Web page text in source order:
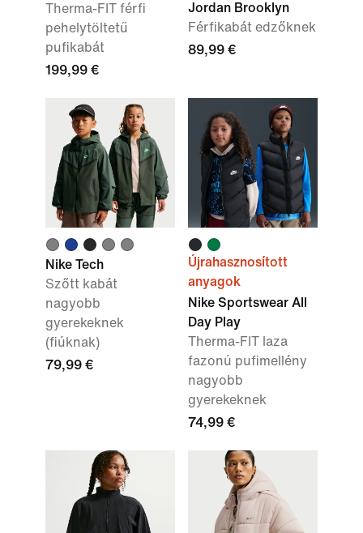
Therma-FIT férfi
pehelytöltetű
pufikabát
199,99 €
Jordan Brooklyn
Férfikabát edzőknek
89,99 €
Nike Tech
Szőtt kabát
nagyobb
gyerekeknek
(fiúknak)
79,99 €
Újrahasznosított
anyagok
Nike Sportswear All
Day Play
Therma-FIT laza
fazonú pufimellény
nagyobb
gyerekeknek
74,99 €